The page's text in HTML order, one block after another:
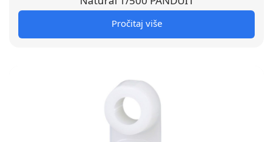
Pročitaj više